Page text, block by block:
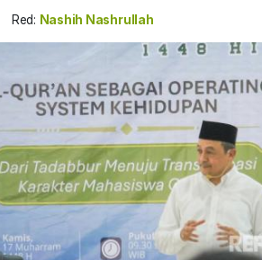
Red: Nashih Nashrullah